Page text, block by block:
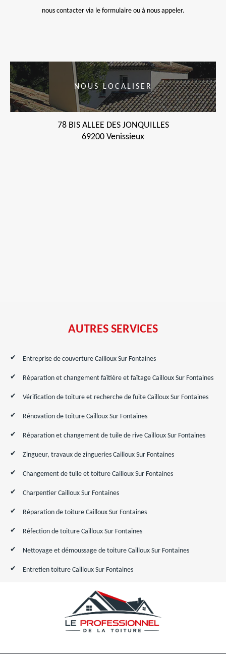
nous contacter via le formulaire ou à nous appeler.
NOUS LOCALISER
78 BIS ALLEE DES JONQUILLES
69200 Venissieux
AUTRES SERVICES
Entreprise de couverture Cailloux Sur Fontaines
Réparation et changement faîtière et faîtage Cailloux Sur Fontaines
Vérification de toiture et recherche de fuite Cailloux Sur Fontaines
Rénovation de toiture Cailloux Sur Fontaines
Réparation et changement de tuile de rive Cailloux Sur Fontaines
Zingueur, travaux de zingueries Cailloux Sur Fontaines
Changement de tuile et toiture Cailloux Sur Fontaines
Charpentier Cailloux Sur Fontaines
Réparation de toiture Cailloux Sur Fontaines
Réfection de toiture Cailloux Sur Fontaines
Nettoyage et démoussage de toiture Cailloux Sur Fontaines
Entretien toiture Cailloux Sur Fontaines